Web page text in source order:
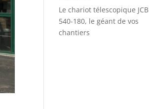
Le chariot télescopique JCB
540-180, le géant de vos
chantiers